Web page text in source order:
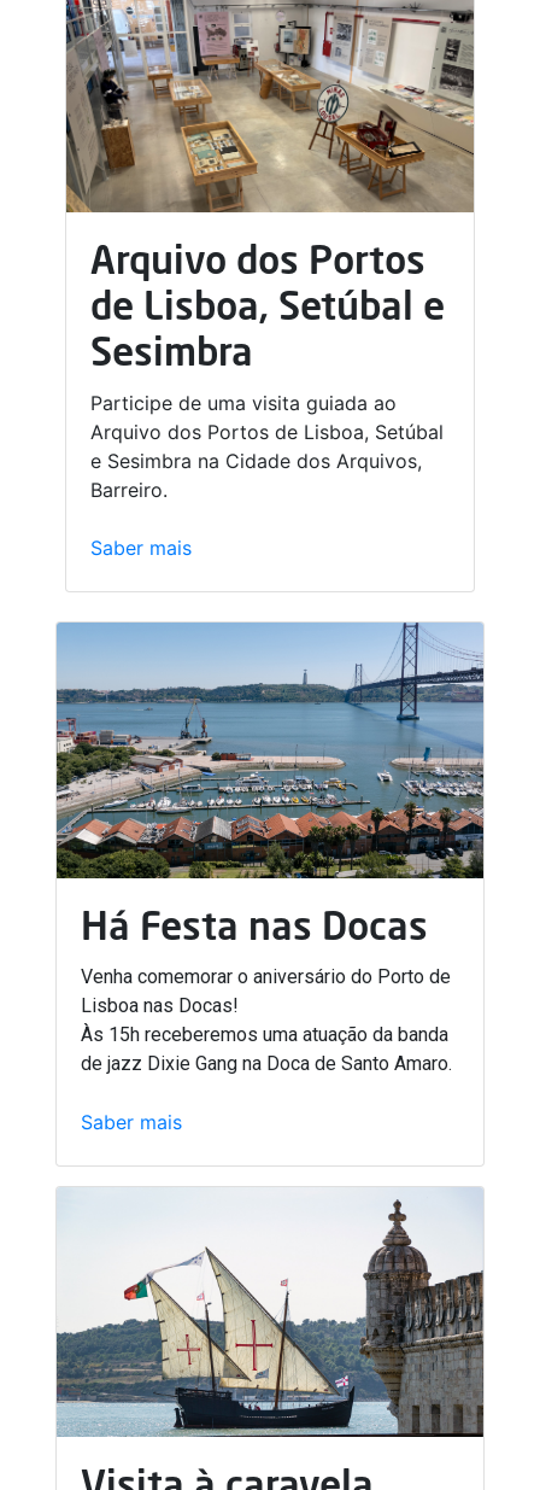
Arquivo dos Portos
de Lisboa, Setúbal e
Sesimbra
Participe de uma visita guiada ao
Arquivo dos Portos de Lisboa, Setúbal
e Sesimbra na Cidade dos Arquivos,
Barreiro.
Saber mais
Há Festa nas Docas
Venha comemorar o aniversário do Porto de
Lisboa nas Docas!
Às 15h receberemos uma atuação da banda
de jazz Dixie Gang na Doca de Santo Amaro.
Saber mais